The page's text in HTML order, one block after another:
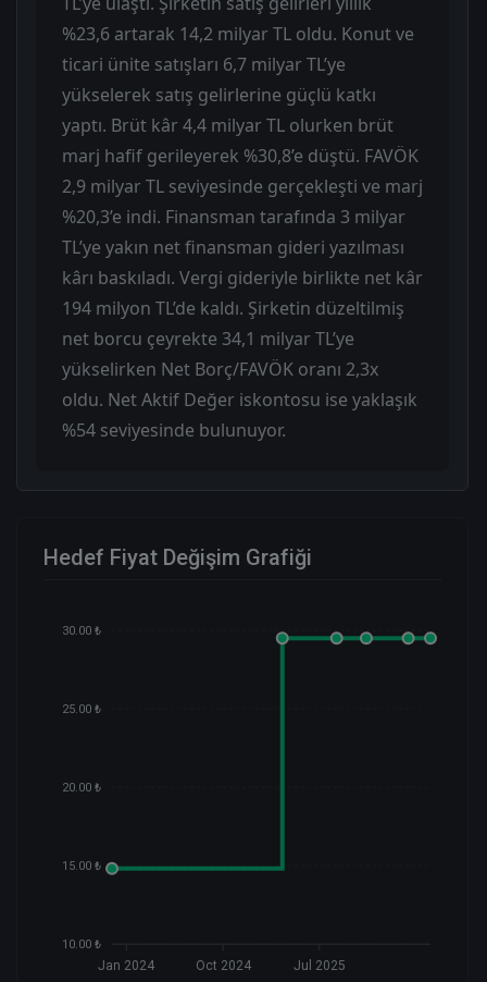
%23,6 artarak 14,2 milyar TL oldu. Konut ve
ticari ünite satışları 6,7 milyar TL’ye
yükselerek satış gelirlerine güçlü katkı
yaptı. Brüt kâr 4,4 milyar TL olurken brüt
marj hafif gerileyerek %30,8’e düştü. FAVÖK
2,9 milyar TL seviyesinde gerçekleşti ve marj
%20,3’e indi. Finansman tarafında 3 milyar
TL’ye yakın net finansman gideri yazılması
kârı baskıladı. Vergi gideriyle birlikte net kâr
194 milyon TL’de kaldı. Şirketin düzeltilmiş
net borcu çeyrekte 34,1 milyar TL’ye
yükselirken Net Borç/FAVÖK oranı 2,3x
oldu. Net Aktif Değer iskontosu ise yaklaşık
%54 seviyesinde bulunuyor.
Hedef Fiyat Değişim Grafiği
30.00 ₺
25.00 ₺
20.00 ₺
15.00 ₺
10.00 ₺
Jan 2024 Oct 2024 Jul 2025